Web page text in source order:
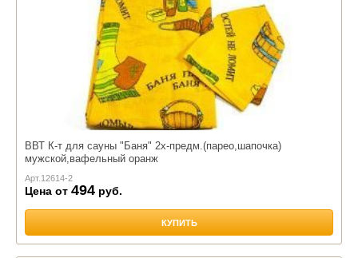
ВВТ К-т для сауны "Баня" 2х-предм.(парео,шапочка)
мужской,вафельный оранж
Арт. 12614-2
Цена от 494 руб.
КУПИТЬ